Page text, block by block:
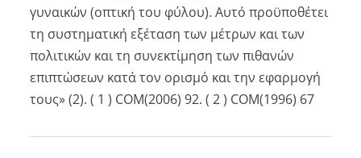
γυναικών (οπτική του φύλου). Αυτό προϋποθέτει
τη συστηματική εξέταση των μέτρων και των
πολιτικών και τη συνεκτίμηση των πιθανών
επιπτώσεων κατά τον ορισμό και την εφαρμογή
τους» (2). ( 1 ) COM(2006) 92. ( 2 ) COM(1996) 67